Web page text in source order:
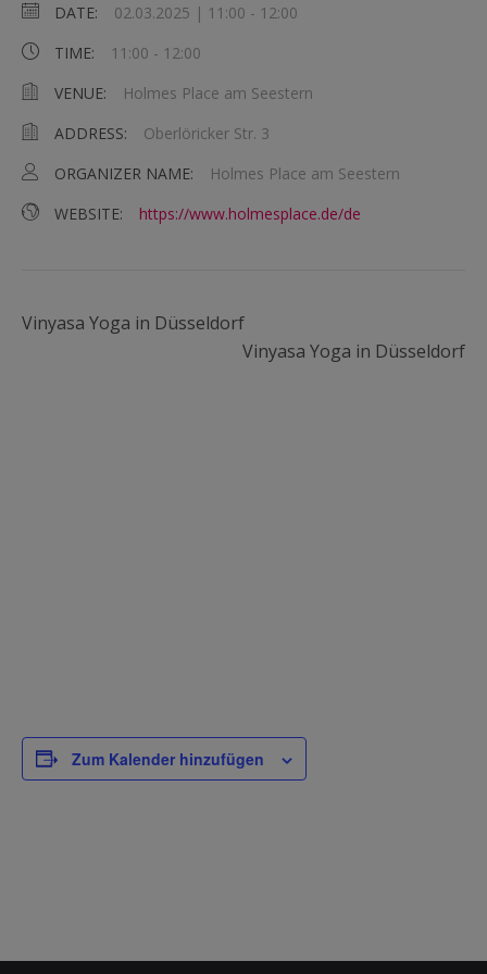
DATE: 02.03.2025 | 11:00 - 12:00
TIME:
11:00 - 12:00
VENUE:
Holmes Place am Seestern
ADDRESS:
Oberlöricker Str. 3
ORGANIZER NAME:
Holmes Place am Seestern
WEBSITE:
https://www.holmesplace.de/de
Vinyasa Yoga in Düsseldorf
Vinyasa Yoga in Düsseldorf
Zum Kalender hinzufügen